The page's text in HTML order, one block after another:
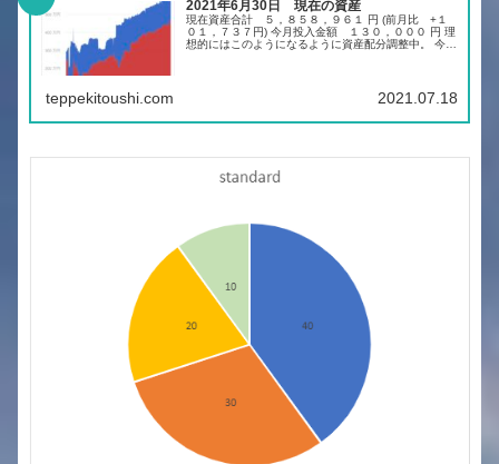
2021年6月30日 現在の資産
現在資産合計 ５，８５８，９６１ 円 (前月比 +１
０１，７３７円) 今月投入金額 １３０，０００ 円 理
想的にはこのようになるように資産配分調整中。 今回
teppekitoushi.com 2021.07.18